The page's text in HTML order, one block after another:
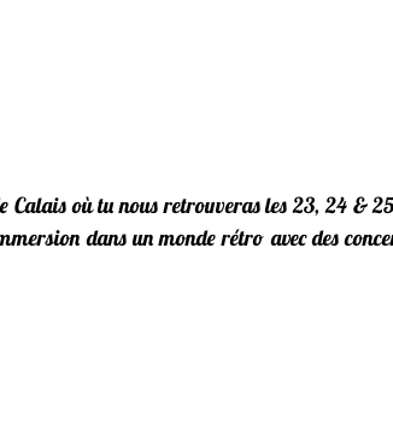
dans un monde rétro avec des